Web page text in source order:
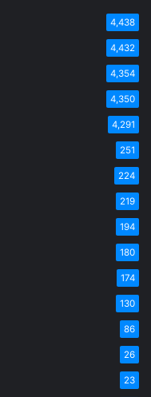
4,438
4,432
4,354
4,350
4,291
251
224
219
194
180
174
130
86
26
23